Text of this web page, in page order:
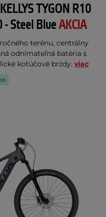
TYGON R10
Steel BlueAKCIA
terénu, centrálny
odnímateľná batéria s
kotúčové brzdy. viac